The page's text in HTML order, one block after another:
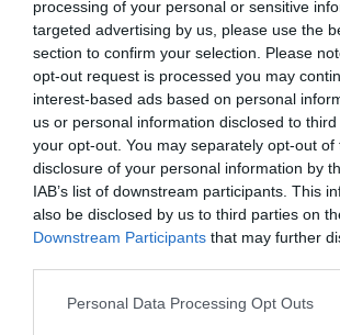
processing of your personal or sensitive
targeted advertising by us, please use the
section to confirm your selection. Please
opt-out request is processed you may
interest-based ads based on personal
us or personal information disclosed to
your opt-out. You may separately opt-out of
disclosure of your personal information by
IAB’s list of downstream participants. This
also be disclosed by us to third parties on
Downstream Participants that may further
Personal Data Processing Opt Outs
Ένα φιλμ για το ραδιόφωνο του
ούτε ευχολόγιο. Μια αναλυτική ματιά
επικράτηση του μοντέλου της playlist
χαρακτήρα του μέσου και, μαζί μ’
ραδιοφωνικού παραγωγού και τη
ακροατές. Μιλούν για το θέμα
το φάσμα της ελληνικής μουσικής. Η
Όλγα Λασκαράτου συνομιλεί με
καλλιτέχνες, με επιστήμονες και
διοργάνωσης και προώθησης